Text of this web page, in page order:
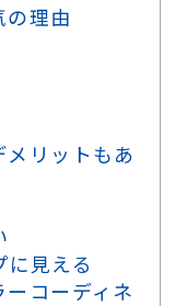
理由
リットもあ
見える
コーディネ